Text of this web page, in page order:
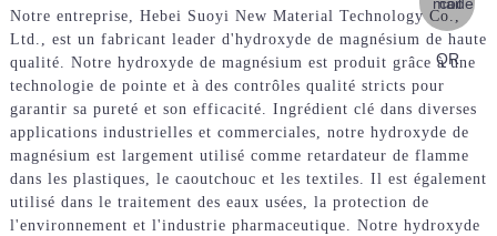
Notre entreprise, Hebei Suoyi New Material Technology Co.,
Ltd., est un fabricant leader d'hydroxyde de magnésium de haute
qualité. Notre hydroxyde de magnésium est produit grâce à une
technologie de pointe et à des contrôles qualité stricts pour
garantir sa pureté et son efficacité. Ingrédient clé dans diverses
applications industrielles et commerciales, notre hydroxyde de
magnésium est largement utilisé comme retardateur de flamme
dans les plastiques, le caoutchouc et les textiles. Il est également
utilisé dans le traitement des eaux usées, la protection de
l'environnement et l'industrie pharmaceutique. Notre hydroxyde